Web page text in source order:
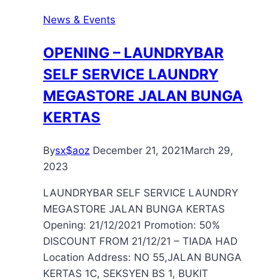
News & Events
OPENING – LAUNDRYBAR
SELF SERVICE LAUNDRY
MEGASTORE JALAN BUNGA
KERTAS
Bysx$aoz December 21, 2021March 29,
2023
LAUNDRYBAR SELF SERVICE LAUNDRY
MEGASTORE JALAN BUNGA KERTAS
Opening: 21/12/2021 Promotion: 50%
DISCOUNT FROM 21/12/21 – TIADA HAD
Location Address: NO 55,JALAN BUNGA
KERTAS 1C, SEKSYEN BS 1, BUKIT